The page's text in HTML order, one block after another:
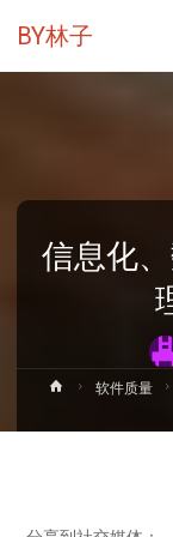
BY林子
信息化
首
软件质量